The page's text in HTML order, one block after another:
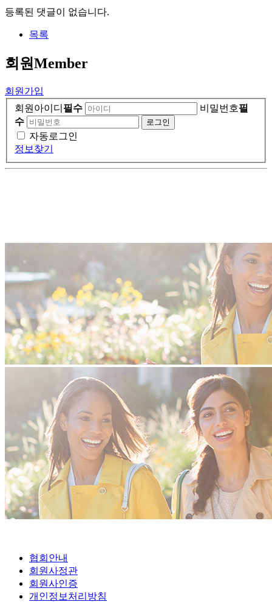
등록된 댓글이 없습니다.
목록
회원Member
회원가입
회원아이디 필수 비밀번호필
수
자동로그인
정보찾기
협회안내
회원사정관
회원사인증
개인정보처리방침